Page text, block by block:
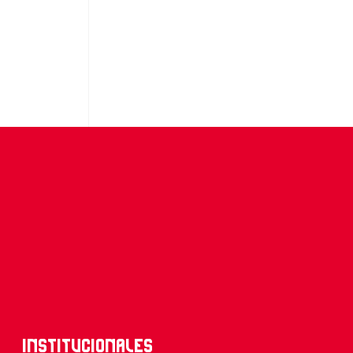
Institucionales